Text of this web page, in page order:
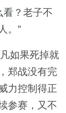
？老子不
。”
如果死掉就
郑战没有完
力控制得正
参赛，又不